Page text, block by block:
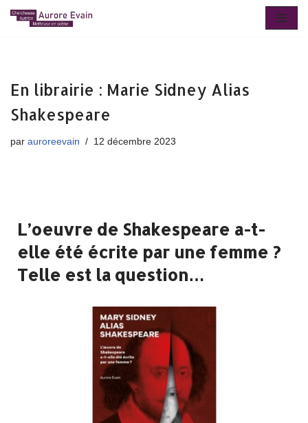
En librairie : Marie Sidney Alias
Shakespeare
par auroreevain 12 décembre 2023
L’oeuvre de Shakespeare a-t-
elle été écrite par une femme ?
Telle est la question…